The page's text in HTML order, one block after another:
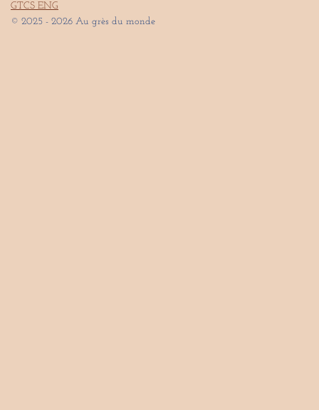
GTCS ENG
© 2025 - 2026 Au grès du monde